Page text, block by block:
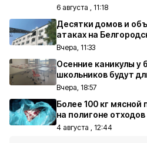
6 августа , 11:18
Десятки домов и
атаках на
Вчера, 11:33
Осенние каникулы у
школьников будут
Вчера, 18:57
Более 100 кг
на полигоне
4 августа , 12:44